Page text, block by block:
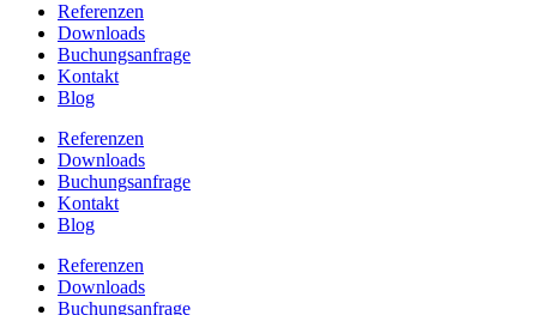
Referenzen
Downloads
Buchungsanfrage
Kontakt
Blog
Referenzen
Downloads
Buchungsanfrage
Kontakt
Blog
Referenzen
Downloads
Buchungsanfrage